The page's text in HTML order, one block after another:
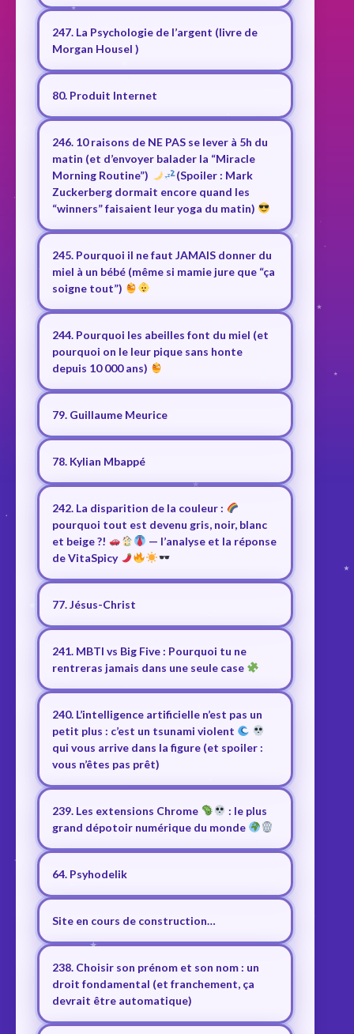
247. La Psychologie de l’argent (livre de
Morgan Housel )
80. Produit Internet
246. 10 raisons de NE PAS se lever à 5h du
matin (et d’envoyer balader la “Miracle
Morning Routine”)
(Spoiler : Mark
Zuckerberg dormait encore quand les
“winners” faisaient leur yoga du matin)
245. Pourquoi il ne faut JAMAIS donner du
miel à un bébé (même si mamie jure que “ça
soigne tout”)
244. Pourquoi les abeilles font du miel (et
pourquoi on le leur pique sans honte
depuis 10 000 ans)
79. Guillaume Meurice
78. Kylian Mbappé
242. La disparition de la couleur :
pourquoi tout est devenu gris, noir, blanc
et beige ?!
— l’analyse et la réponse
de VitaSpicy
77. Jésus-Christ
241. MBTI vs Big Five : Pourquoi tu ne
rentreras jamais dans une seule case
240. L’intelligence artificielle n’est pas un
petit plus : c’est un tsunami violent
qui vous arrive dans la figure (et spoiler :
vous n’êtes pas prêt)
239. Les extensions Chrome
: le plus
grand dépotoir numérique du monde
64. Psyhodelik
Site en cours de construction…
238. Choisir son prénom et son nom : un
droit fondamental (et franchement, ça
devrait être automatique)